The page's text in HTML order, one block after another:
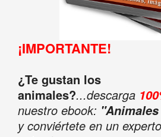
¡IMPORTANTE!
¿Te gustan los
animales?...descarga
nuestro ebook:
y conviértete en un